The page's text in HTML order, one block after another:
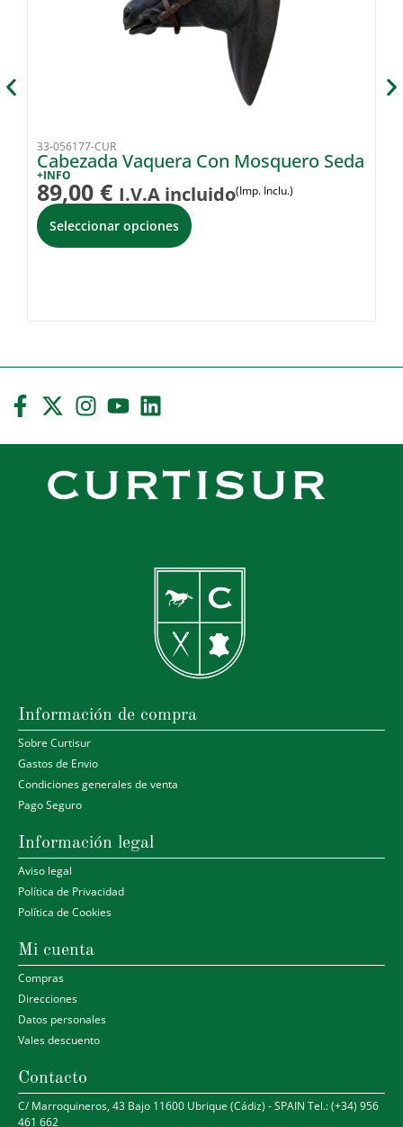
33-056177-CUR
Cabezada Vaquera Con Mosquero Seda
+INFO
89,00 € I.V.A incluido(Imp. Inclu.)
Seleccionar opciones
Información de compra
Sobre Curtisur
Gastos de Envio
Condiciones generales de venta
Pago Seguro
Información legal
Aviso legal
Política de Privacidad
Política de Cookies
Mi cuenta
Compras
Direcciones
Datos personales
Vales descuento
Contacto
C/ Marroquineros, 43 Bajo 11600 Ubrique (Cádiz) - SPAIN Tel.: (+34) 956
461 662